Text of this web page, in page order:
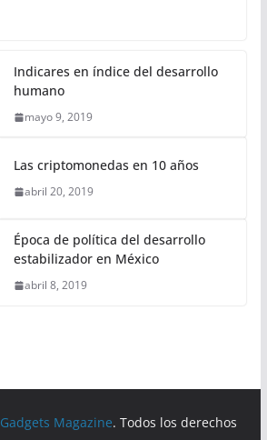
Indicares en índice del desarrollo
humano
mayo 9, 2019
Las criptomonedas en 10 años
abril 20, 2019
Época de política del desarrollo
estabilizador en México
abril 8, 2019
Gadgets Magazine. Todos los derechos